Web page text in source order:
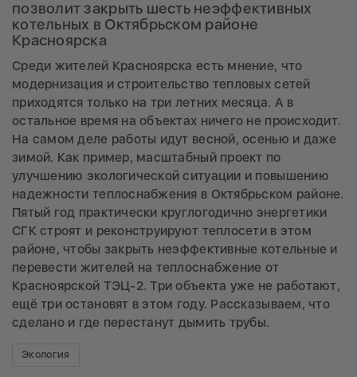
позволит закрыть шесть неэффективных
котельных в Октябрьском районе
Красноярска
Среди жителей Красноярска есть мнение, что
модернизация и строительство тепловых сетей
приходятся только на три летних месяца. А в
остальное время на объектах ничего не происходит.
На самом деле работы идут весной, осенью и даже
зимой. Как пример, масштабный проект по
улучшению экологической ситуации и повышению
надежности теплоснабжения в Октябрьском районе.
Пятый год практически круглогодично энергетики
СГК строят и реконструируют теплосети в этом
районе, чтобы закрыть неэффективные котельные и
перевести жителей на теплоснабжение от
Красноярской ТЭЦ-2. Три объекта уже не работают,
ещё три остановят в этом году. Рассказываем, что
сделано и где перестанут дымить трубы.
Экология